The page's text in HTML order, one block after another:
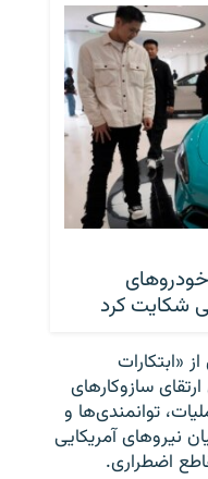
خودروهای
شکایت کرد
«ابتکارات
سازوکارهای
توانمندی‌ها و
نیروهای آمریکایی
اضطراری.